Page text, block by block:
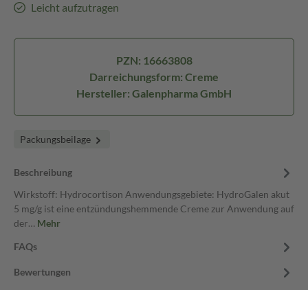
Leicht aufzutragen
PZN: 16663808
Darreichungsform: Creme
Hersteller: Galenpharma GmbH
Packungsbeilage
Beschreibung
Wirkstoff: Hydrocortison Anwendungsgebiete: HydroGalen akut
5 mg/g ist eine entzündungshemmende Creme zur Anwendung auf
der… Mehr
FAQs
Bewertungen